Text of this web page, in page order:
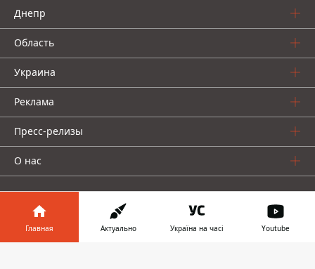
Днепр
Область
Украина
Реклама
Пресс-релизы
О нас
Главная Актуально Україна на часі Youtube